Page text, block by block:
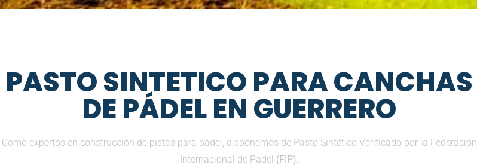
PASTO SINTETICO PARA CANCHAS
DE PÁDEL EN GUERRERO
Como expertos en construcción de pistas para pádel, disponemos de Pasto Sintético Verificado por la Federación
Internacional de Padel (FIP).